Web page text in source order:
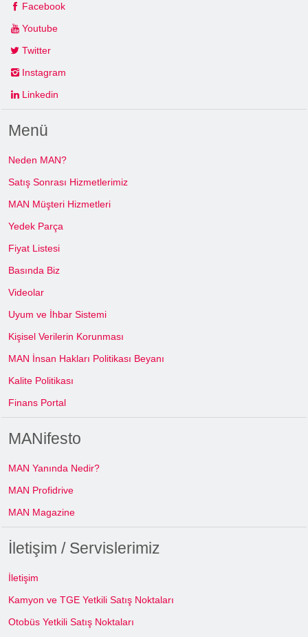
Facebook
Youtube
Twitter
Instagram
Linkedin
Menü
Neden MAN?
Satış Sonrası Hizmetlerimiz
MAN Müşteri Hizmetleri
Yedek Parça
Fiyat Listesi
Basında Biz
Videolar
Uyum ve İhbar Sistemi
Kişisel Verilerin Korunması
MAN İnsan Hakları Politikası Beyanı
Kalite Politikası
Finans Portal
MANifesto
MAN Yanında Nedir?
MAN Profidrive
MAN Magazine
İletişim / Servislerimiz
İletişim
Kamyon ve TGE Yetkili Satış Noktaları
Otobüs Yetkili Satış Noktaları